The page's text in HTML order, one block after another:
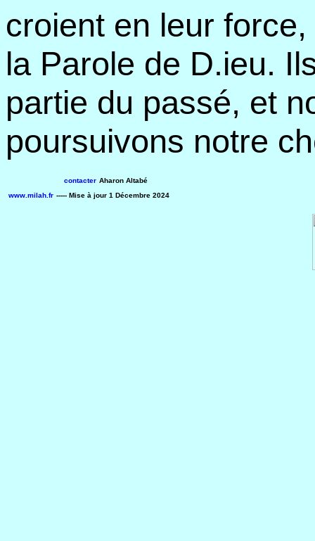
croient en leur
la Parole de D.ieu.
partie du passé, et
poursuivons notre
contacter Aharon Altabé
www.milah.fr ----- Mise à jour 1 Décembre 2024